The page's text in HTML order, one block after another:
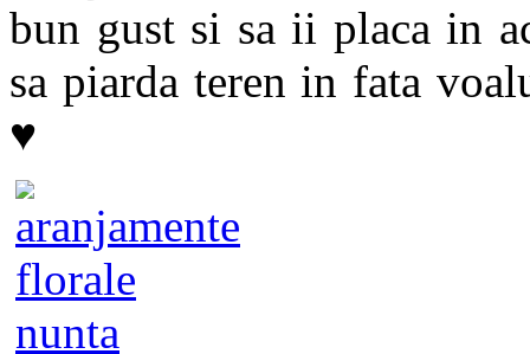
bun gust si sa ii placa in
sa piarda teren in fata
♥